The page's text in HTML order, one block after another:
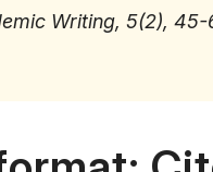
Writing, 5(2), 45-